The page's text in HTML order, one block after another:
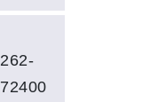
262-
72400